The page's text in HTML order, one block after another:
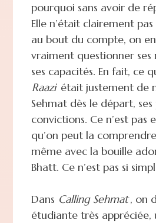
pourquoi sans avoir de
Elle n’était clairement
au bout du compte, on
vraiment questionner
ses capacités. En fait, ce
Raazi était justement de
Sehmat dès le départ, ses
convictions. Ce n’est pas
qu’on peut la
même avec la bouille
Bhatt. Ce n’est pas si
Dans Calling Sehmat, on
étudiante très appréciée,